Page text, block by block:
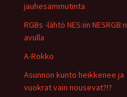
jauhesammutinta
RGBs -lähtö NES:iin NESRGB:n
avulla
A-Rokko
Asunnon kunto heikkenee ja
vuokrat vain nousevat?!?